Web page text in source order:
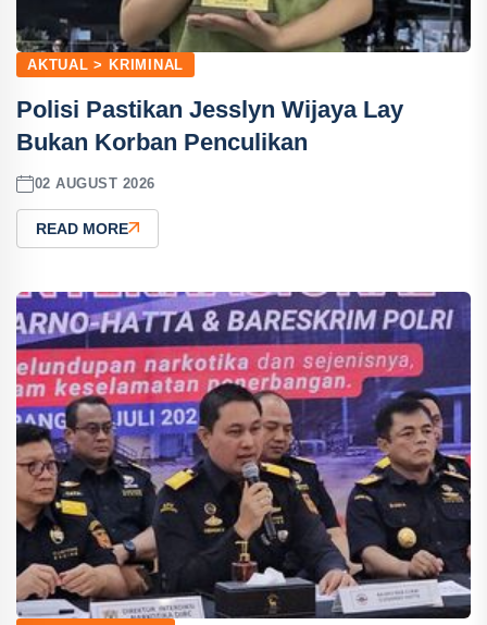
AKTUAL > KRIMINAL
Polisi Pastikan Jesslyn Wijaya Lay
Bukan Korban Penculikan
02 AUGUST 2026
READ MORE